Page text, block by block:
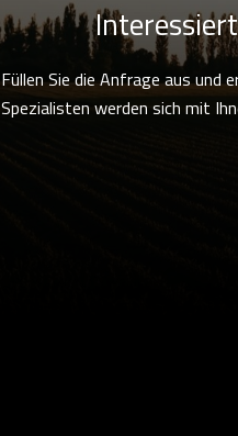
Füllen Sie die Anfrage aus und
Spezialisten werden sich mit